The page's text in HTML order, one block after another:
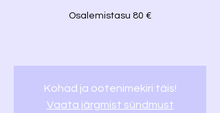
Osalemistasu 80 €
Kohad ja ootenimekiri täis!
Vaata järgmist sündmust